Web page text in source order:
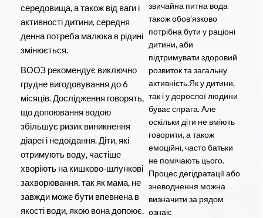
середовища, а також від ваги і
активності дитини, середня
денна потреба малюка в рідині
змінюється.
ВООЗ рекомендує виключно
грудне вигодовування до 6
місяців. Дослідження говорять,
що допоювання водою
збільшує ризик виникнення
діареї і недоїдання. Діти, які
отримують воду, частіше
хворіють на кишково-шлункові
захворювання, так як мама, не
завжди може бути впевнена в
якості води, якою вона допоює.
звичайна питна вода
також обов’язково
потрібна бути у раціоні
дитини, аби
підтримувати здоровий
розвиток та загальну
активність.Як у дитини,
так і у дорослої людини
буває спрага. Але
оскільки діти не вміють
говорити, а також
емоційні, часто батьки
не помічають цього.
Процес дегідратації або
зневоднення можна
визначити за рядом
ознак: